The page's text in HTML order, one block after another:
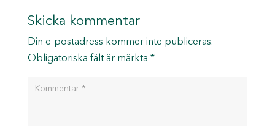
Skicka kommentar
Din e-postadress kommer inte publiceras.
Obligatoriska fält är märkta *